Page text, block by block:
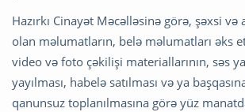
Hazırkı Cinayət Məcəlləsinə görə, şəxsi və
olan məlumatların, belə məlumatları əks
video və foto çəkilişi materiallarının, səs
yayılması, habelə satılması və ya
qanunsuz toplanılmasına görə yüz